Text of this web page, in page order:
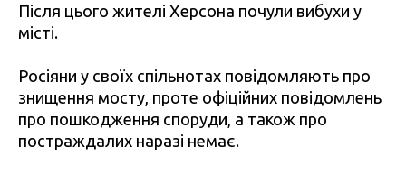
Після цього жителі Херсона почули вибухи у
місті.
Росіяни у своїх спільнотах повідомляють про
знищення мосту, проте офіційних повідомлень
про пошкодження споруди, а також про
постраждалих наразі немає.